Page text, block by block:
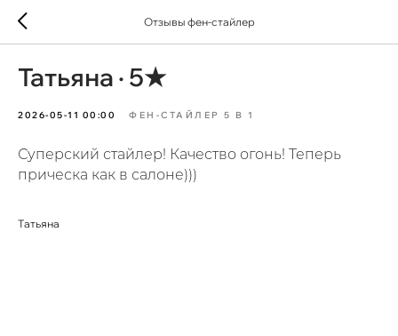
Отзывы фен-стайлер
Татьяна · 5★
2026-05-11 00:00 ФЕН-СТАЙЛЕР 5 В 1
Суперский стайлер! Качество огонь! Теперь
прическа как в салоне)))
Татьяна